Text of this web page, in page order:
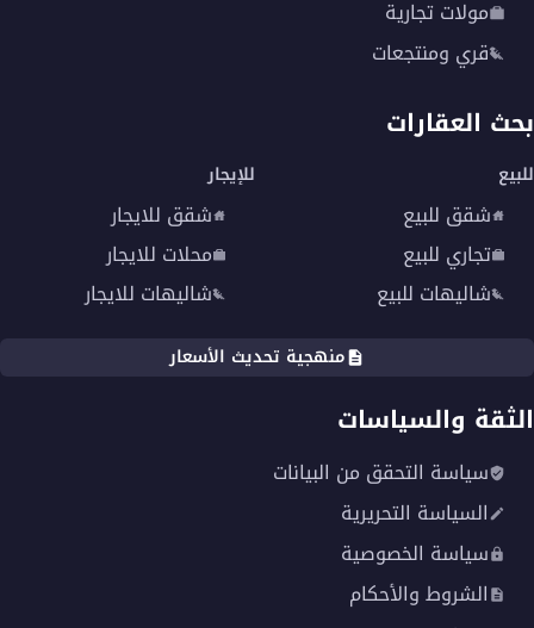
مولات تجارية
قري ومنتجعات
بحث العقارات
للبيع
شقق للبيع
تجاري للبيع
شاليهات للبيع
للإيجار
شقق للايجار
محلات للايجار
شاليهات للايجار
منهجية تحديث الأسعار
الثقة والسياسات
سياسة التحقق من البيانات
السياسة التحريرية
سياسة الخصوصية
الشروط والأحكام